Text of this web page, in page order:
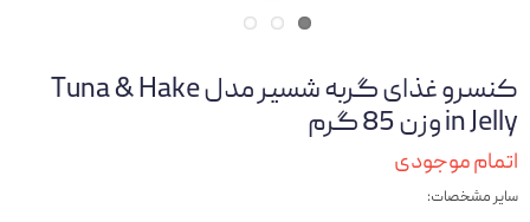
کنسرو غذای گربه شسیر مدل Tuna & Hake
in Jelly وزن 85 گرم
اتمام موجودی
سایر مشخصات: